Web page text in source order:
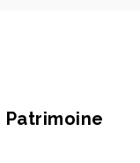
Patrimoine